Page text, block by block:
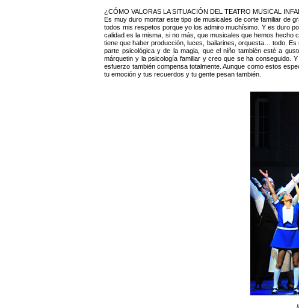
¿CÓMO VALORAS LA SITUACIÓN DEL TEATRO MUSICAL
Es muy duro montar este tipo de musicales de corte familiar de
todos mis respetos porque yo los admiro muchísimo. Y es duro
calidad es la misma, si no más, que musicales que hemos hecho
tiene que haber producción, luces, bailarines, orquesta… todo.
parte psicológica y de la magia, que el niño también esté a
márquetin y la psicología familiar y creo que se ha conseguido.
esfuerzo también compensa totalmente. Aunque como estos
tu emoción y tus recuerdos y tu gente pesan también.